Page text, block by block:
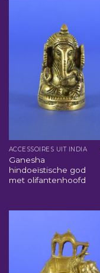
ACCESSOIRES UIT INDIA
Ganesha
hindoeïstische god
met olifantenhoofd